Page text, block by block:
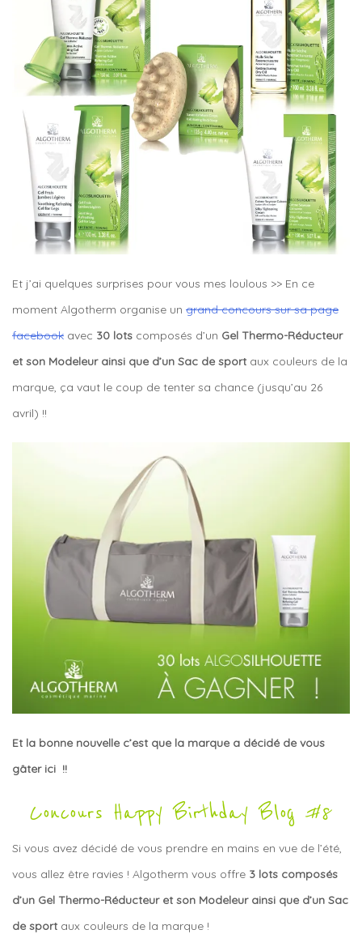
Et j’ai quelques surprises pour vous mes loulous >> En ce
moment Algotherm organise un grand concours sur sa page
facebook avec 30 lots composés d’un Gel Thermo-Réducteur
et son Modeleur ainsi que d’un Sac de sport aux couleurs de la
marque, ça vaut le coup de tenter sa chance (jusqu’au 26
avril) !!
Et la bonne nouvelle c’est que la marque a décidé de vous
gâter ici !!
Concours Happy Birthday Blog #8
Si vous avez décidé de vous prendre en mains en vue de l’été,
vous allez être ravies ! Algotherm vous offre 3 lots composés
d’un Gel Thermo-Réducteur et son Modeleur ainsi que d’un Sac
de sport aux couleurs de la marque !